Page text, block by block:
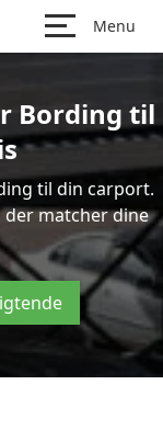
Menu
Bording til
til din carport.
matcher dine